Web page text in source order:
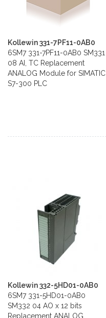
Kollewin 331-7PF11-0AB0
6SM7 331-7PF11-0AB0 SM331
08 AI, TC Replacement
ANALOG Module for SIMATIC
S7-300 PLC
Kollewin 332-5HD01-0AB0
6SM7 331-5HD01-0AB0
SM332 04 AO x 12 bits
Replacement ANALOG